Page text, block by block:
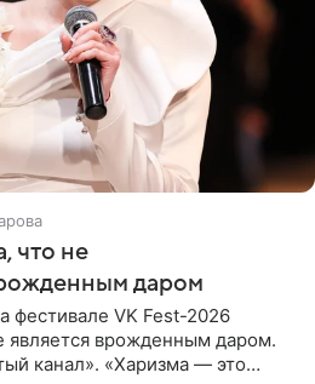
что не
даром
фестивале VK Fest-2026
является врожденным даром.
канал». «Харизма — это